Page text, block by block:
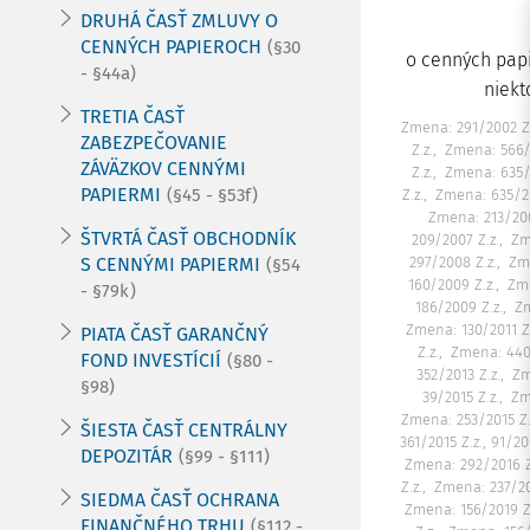
DRUHÁ ČASŤ ZMLUVY O
CENNÝCH PAPIEROCH (§30
- §44a)
TRETIA ČASŤ
ZABEZPEČOVANIE
ZÁVÄZKOV CENNÝMI
PAPIERMI (§45 - §53f)
ŠTVRTÁ ČASŤ OBCHODNÍK
S CENNÝMI PAPIERMI (§54
- §79k)
PIATA ČASŤ GARANČNÝ
FOND INVESTÍCIÍ (§80 -
§98)
ŠIESTA ČASŤ CENTRÁLNY
DEPOZITÁR (§99 - §111)
SIEDMA ČASŤ OCHRANA
o cenných
Zmena: 291/2002
Z.z.
Zmena: 566/
Z.z.
Zmena:
Z.z.
Zmena: 635/
Zmena: 213/
209/2007 Z.z.
297/2008 Z.z.
160/2009 Z.z.
186/2009 Z.z.
Zmena: 130/2011
Z.z.
Zmena:
352/2013 Z.z.
39/2015 Z.z.
Zmena: 253/2015
361/2015 Z.z., 91/
Zmena: 292/2016
Z.z.
Zmena: 237/
Zmena: 156/2019